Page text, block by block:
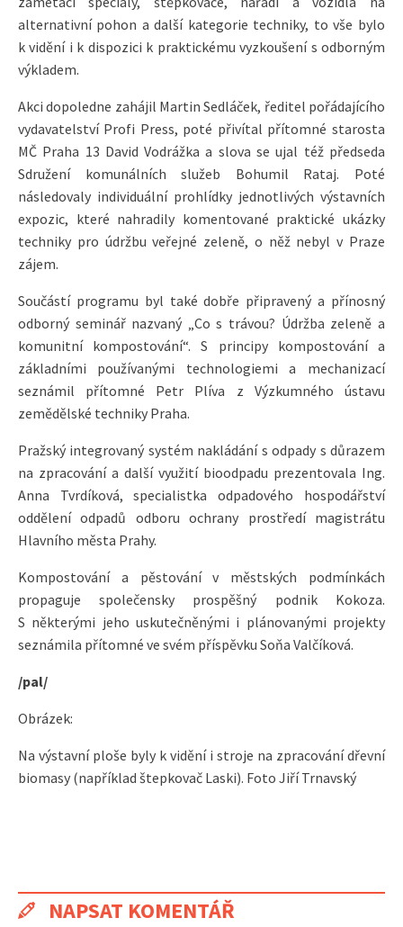
alternativní pohon a další kategorie techniky, to vše bylo
k vidění i k dispozici k praktickému vyzkoušení s odborným
výkladem.
Akci dopoledne zahájil Martin Sedláček, ředitel pořádajícího
vydavatelství Profi Press, poté přivítal přítomné starosta
MČ Praha 13 David Vodrážka a slova se ujal též předseda
Sdružení komunálních služeb Bohumil Rataj. Poté
následovaly individuální prohlídky jednotlivých výstavních
expozic, které nahradily komentované praktické ukázky
techniky pro údržbu veřejné zeleně, o něž nebyl v Praze
zájem.
Součástí programu byl také dobře připravený a přínosný
odborný seminář nazvaný „Co s trávou? Údržba zeleně a
komunitní kompostování“. S principy kompostování a
základními používanými technologiemi a mechanizací
seznámil přítomné Petr Plíva z Výzkumného ústavu
zemědělské techniky Praha.
Pražský integrovaný systém nakládání s odpady s důrazem
na zpracování a další využití bioodpadu prezentovala Ing.
Anna Tvrdíková, specialistka odpadového hospodářství
oddělení odpadů odboru ochrany prostředí magistrátu
Hlavního města Prahy.
Kompostování a pěstování v městských podmínkách
propaguje společensky prospěšný podnik Kokoza.
S některými jeho uskutečněnými i plánovanými projekty
seznámila přítomné ve svém příspěvku Soňa Valčíková.
/pal/
Obrázek:
Na výstavní ploše byly k vidění i stroje na zpracování dřevní
biomasy (například štepkovač Laski). Foto Jiří Trnavský
NAPSAT KOMENTÁŘ